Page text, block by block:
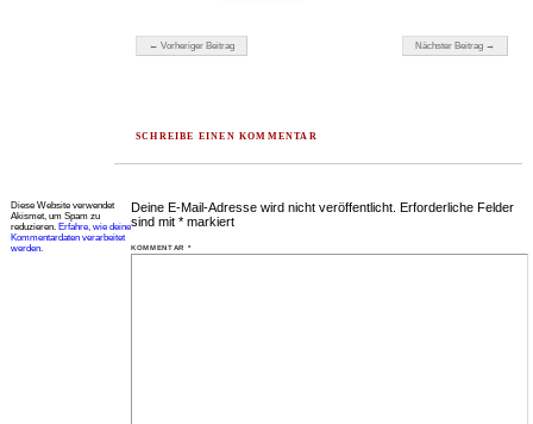
Beitragsnavigation
← Vorheriger Beitrag Nächster Beitrag →
SCHREIBE EINEN KOMMENTAR
Deine E-Mail-Adresse wird nicht veröffentlicht.
Erforderliche Felder
sind mit* markiert
KOMMENTAR *
Diese Website verwendet
Akismet, um Spam zu
reduzieren. Erfahre, wie deine
Kommentardaten verarbeitet
werden.